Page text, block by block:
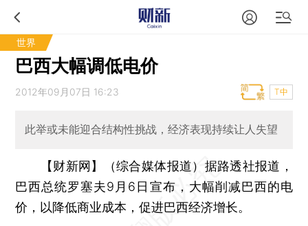
世界
巴西大幅调低电价
2012年09月07日 16:23 T中
此举或未能迎合结构性挑战，经济表现持续让人失望
【财新网】（综合媒体报道） 据路透社报道，
巴西总统罗塞夫9月6日宣布，大幅削减巴西的电
价，以降低商业成本，促进巴西经济增长。